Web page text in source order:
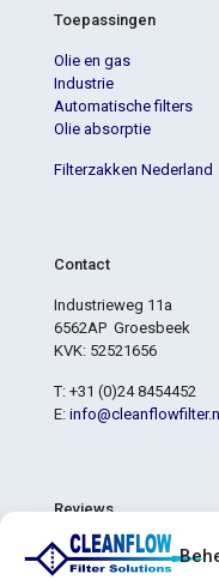
Toepassingen
Olie en gas
Industrie
Automatische filters
Olie absorptie
Filterzakken Nederland
Contact
Industrieweg 11a
6562AP Groesbeek
KVK: 52521656
T: +31 (0)24 8454452
E: info@cleanflowfilter.nl
Reviews
4,8
4,8 van de 5 sterren